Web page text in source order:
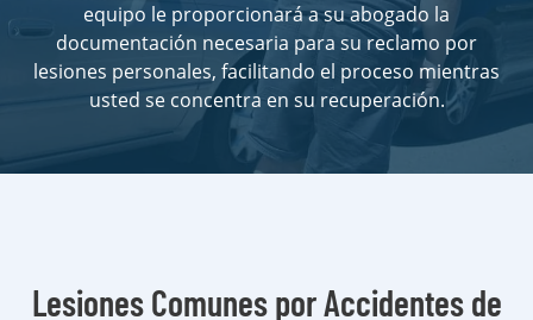
equipo le proporcionará a su abogado la
documentación necesaria para su reclamo por
lesiones personales, facilitando el proceso mientras
usted se concentra en su recuperación.
Lesiones Comunes por Accidentes de